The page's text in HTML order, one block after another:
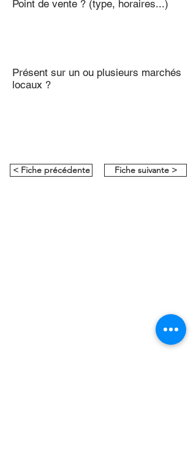
Point de vente ? (type, horaires...)
Présent sur un ou plusieurs marchés
locaux ?
< Fiche précédente Fiche suivante >